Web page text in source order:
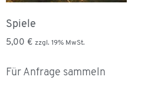
Spiele
5,00 € zzgl. 19% MwSt.
Für Anfrage sammeln